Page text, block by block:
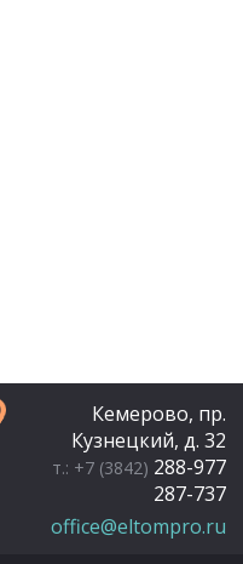
Кемерово, пр.
Кузнецкий, д. 32
т.: +7 (3842) 288-977
287-737
office@eltompro.ru